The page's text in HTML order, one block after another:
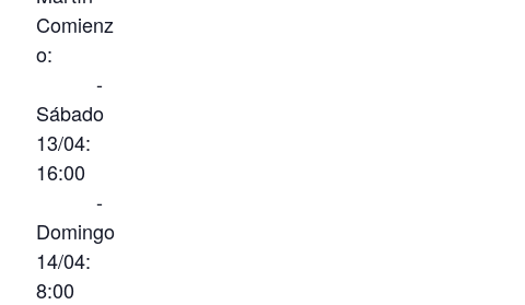
Comienz
o:
-
Sábado
13/04:
16:00
-
Domingo
14/04:
8:00